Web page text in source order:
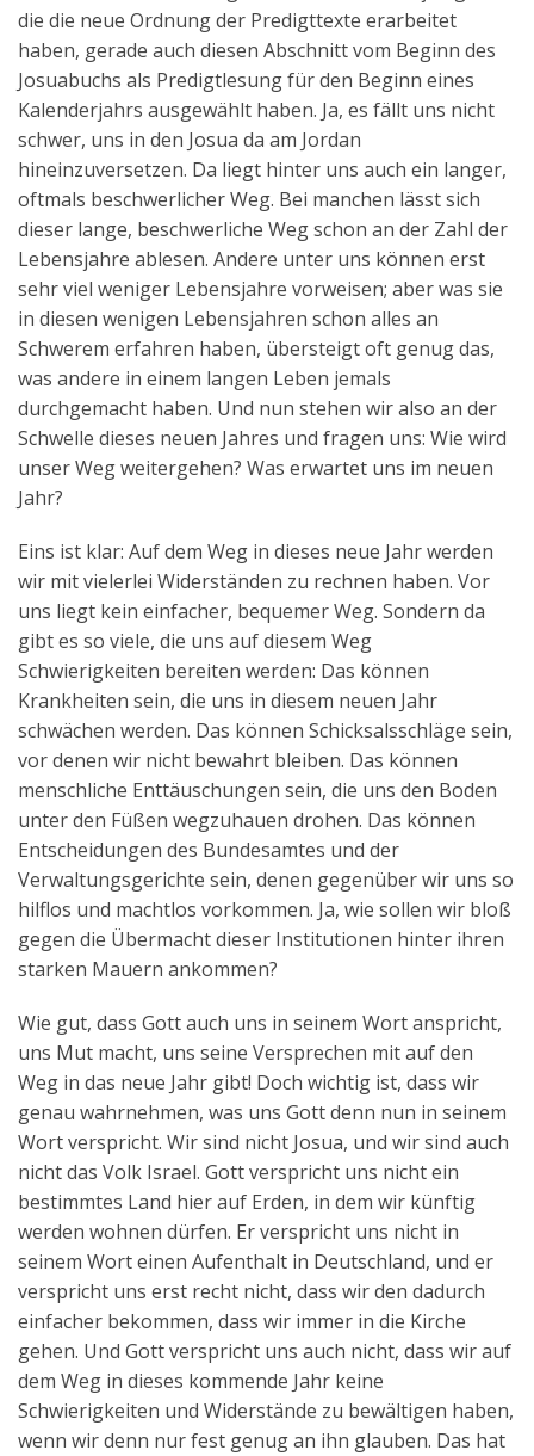
die die neue Ordnung der Predigttexte erarbeitet
haben, gerade auch diesen Abschnitt vom Beginn des
Josuabuchs als Predigtlesung für den Beginn eines
Kalenderjahrs ausgewählt haben. Ja, es fällt uns nicht
schwer, uns in den Josua da am Jordan
hineinzuversetzen. Da liegt hinter uns auch ein langer,
oftmals beschwerlicher Weg. Bei manchen lässt sich
dieser lange, beschwerliche Weg schon an der Zahl der
Lebensjahre ablesen. Andere unter uns können erst
sehr viel weniger Lebensjahre vorweisen; aber was sie
in diesen wenigen Lebensjahren schon alles an
Schwerem erfahren haben, übersteigt oft genug das,
was andere in einem langen Leben jemals
durchgemacht haben. Und nun stehen wir also an der
Schwelle dieses neuen Jahres und fragen uns: Wie wird
unser Weg weitergehen? Was erwartet uns im neuen
Jahr?
Eins ist klar: Auf dem Weg in dieses neue Jahr werden
wir mit vielerlei Widerständen zu rechnen haben. Vor
uns liegt kein einfacher, bequemer Weg. Sondern da
gibt es so viele, die uns auf diesem Weg
Schwierigkeiten bereiten werden: Das können
Krankheiten sein, die uns in diesem neuen Jahr
schwächen werden. Das können Schicksalsschläge sein,
vor denen wir nicht bewahrt bleiben. Das können
menschliche Enttäuschungen sein, die uns den Boden
unter den Füßen wegzuhauen drohen. Das können
Entscheidungen des Bundesamtes und der
Verwaltungsgerichte sein, denen gegenüber wir uns so
hilflos und machtlos vorkommen. Ja, wie sollen wir bloß
gegen die Übermacht dieser Institutionen hinter ihren
starken Mauern ankommen?
Wie gut, dass Gott auch uns in seinem Wort anspricht,
uns Mut macht, uns seine Versprechen mit auf den
Weg in das neue Jahr gibt! Doch wichtig ist, dass wir
genau wahrnehmen, was uns Gott denn nun in seinem
Wort verspricht. Wir sind nicht Josua, und wir sind auch
nicht das Volk Israel. Gott verspricht uns nicht ein
bestimmtes Land hier auf Erden, in dem wir künftig
werden wohnen dürfen. Er verspricht uns nicht in
seinem Wort einen Aufenthalt in Deutschland, und er
verspricht uns erst recht nicht, dass wir den dadurch
einfacher bekommen, dass wir immer in die Kirche
gehen. Und Gott verspricht uns auch nicht, dass wir auf
dem Weg in dieses kommende Jahr keine
Schwierigkeiten und Widerstände zu bewältigen haben,
wenn wir denn nur fest genug an ihn glauben. Das hat